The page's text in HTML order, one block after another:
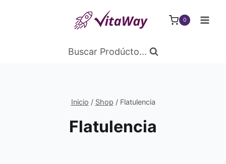
0
Buscar Prodúcto...
Inicio / Shop / Flatulencia
Flatulencia